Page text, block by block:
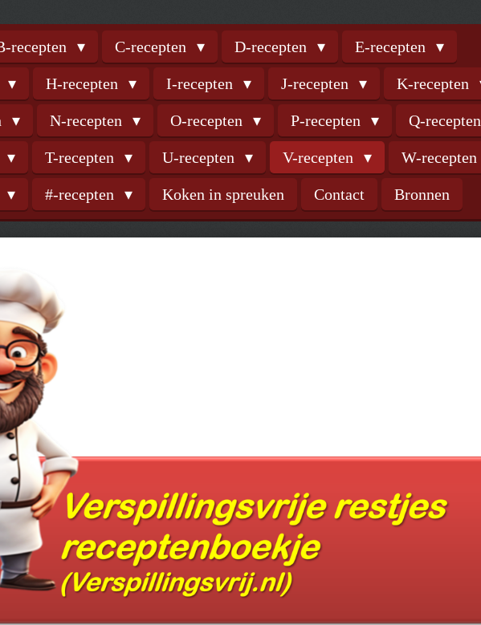
recepten C-recepten D-recepten E-recepten
H-recepten I-recepten J-recepten K-recepten
N-recepten O-recepten P-recepten Q-recepten
T-recepten U-recepten V-recepten W-recepten
#-recepten Koken in spreuken Contact Bronnen